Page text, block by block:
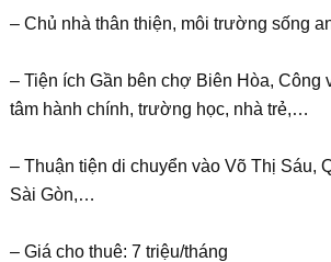
– Chủ nhà thân thiện, môi trường sống
– Tiện ích Gần bên chợ Biên Hòa, Công
tâm hành chính, trường học, nhà trẻ,…
– Thuận tiện di chuyển vào Võ Thị Sáu,
Sài Gòn,…
– Giá cho thuê: 7 triệu/tháng